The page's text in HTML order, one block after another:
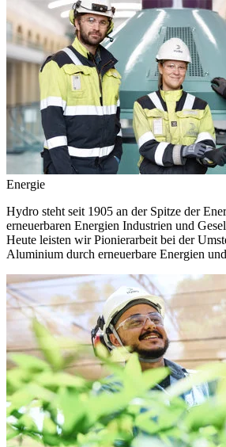
Energie
Hydro steht seit 1905 an der Spitze der
erneuerbaren Energien Industrien und
Heute leisten wir Pionierarbeit bei der
Aluminium durch erneuerbare Energien